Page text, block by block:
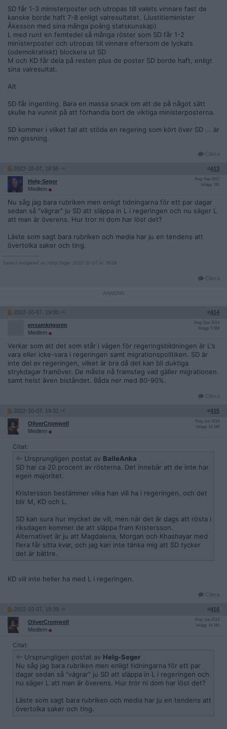
SD får 1-3 ministerposter och utropas till valets vinnare fast de
kanske borde haft 7-8 enligt valresultatet. (Justitieminister
Åkesson med sina många poäng statskunskap)
L med runt en femtedel så många röster som SD får 1-2
ministerposter och utropas till vinnare eftersom de lyckats
(odemokratiskt) blockera ut SD
M och KD får dela på resten plus de poster SD borde haft, enligt
sina valresultat.
Alt
SD får ingenting. Bara en massa snack om att de på något sätt
skulle ha vunnit på att förhandla bort de viktiga ministerposterna.
SD kommer i vilket fall att stöda en regering som kört över SD ... är
min gissning.
Citera
2022-10-07, 18:55 #413
Helg-Seger
Medlem
Reg: Sep 2022
Inlägg: 191
Nu såg jag bara rubriken men enligt tidningarna för ett par dagar
sedan så "vägrar" ju SD att släppa in L i regeringen och nu säger L
att man är överens. Hur tror ni dom har löst det?
Läste som sagt bara rubriken och media har ju en tendens att
övertolka saker och ting.
Senast redigerad av Helg-Seger 2022-10-07 kl. 18:58.
Citera
2022-10-07, 19:00 #414
ensamkrigaren
Medlem
Reg: Dec 2014
Inlägg: 5 399
Verkar som att det som står i vägen för regeringsbildningen är L's
vara eller icke-vara i regeringen samt migrationspolitiken. SD är
inte del av regeringen, vilket är bra då det kan bli duktiga
strykdagar framöver. De måste nå framsteg vad gäller migrationen
samt helst även biståndet. Båda ner med 80-90%.
Citera
2022-10-07, 19:31 #415
OliverCromwell
Medlem
Reg: Jun 2014
Inlägg: 14 186
Citat:
Ursprungligen postat av BalleAnka
SD har ca 20 procent av rösterna. Det innebär att de inte har
egen majoritet.
Kristersson bestämmer vilka han vill ha i regeringen, och det
blir M, KD och L.
SD kan sura hur mycket de vill, men när det är dags att rösta i
riksdagen kommer de att släppa fram Kristersson.
Alternativet är ju att Magdalena, Morgan och Khashayar med
flera får sitta kvar, och jag kan inte tänka mig att SD tycker
det är bättre.
KD vill inte heller ha med L i regeringen.
Citera
2022-10-07, 19:39 #416
OliverCromwell
Medlem
Reg: Jun 2014
Inlägg: 14 186
Citat:
Ursprungligen postat av Helg-Seger
Nu såg jag bara rubriken men enligt tidningarna för ett par
dagar sedan så "vägrar" ju SD att släppa in L i regeringen och
nu säger L att man är överens. Hur tror ni dom har löst det?
Läste som sagt bara rubriken och media har ju en tendens att
övertolka saker och ting.